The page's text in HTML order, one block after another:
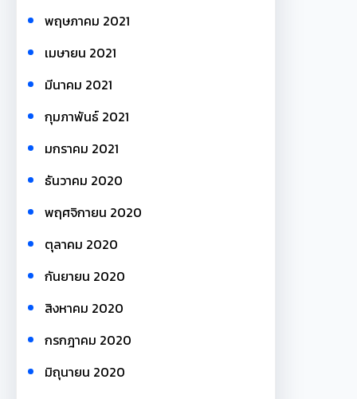
พฤษภาคม 2021
เมษายน 2021
มีนาคม 2021
กุมภาพันธ์ 2021
มกราคม 2021
ธันวาคม 2020
พฤศจิกายน 2020
ตุลาคม 2020
กันยายน 2020
สิงหาคม 2020
กรกฎาคม 2020
มิถุนายน 2020